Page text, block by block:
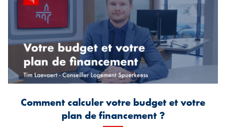
Comment calculer votre budget et votre
plan de financement ?